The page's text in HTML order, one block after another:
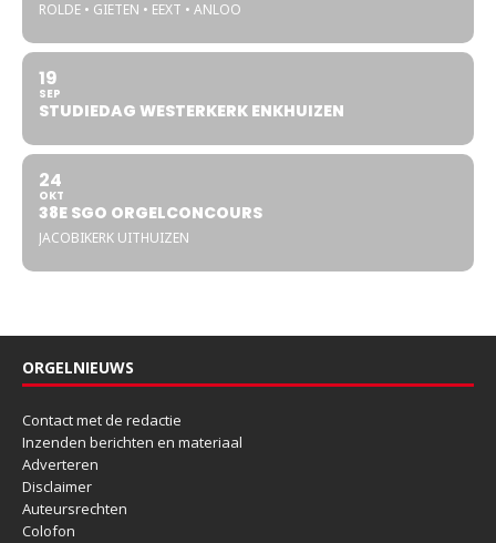
ROLDE • GIETEN • EEXT • ANLOO
19
SEP
STUDIEDAG WESTERKERK ENKHUIZEN
24
OKT
38E SGO ORGELCONCOURS
JACOBIKERK UITHUIZEN
ORGELNIEUWS
Contact met de redactie
Inzenden berichten en materiaal
Adverteren
Disclaimer
Auteursrechten
Colofon